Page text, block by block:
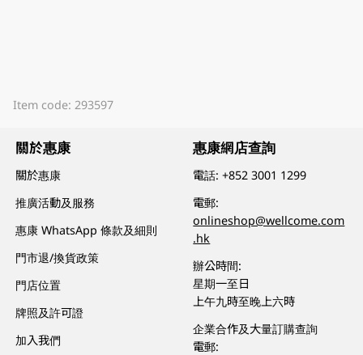
Item code: 293597
關於惠康
關於惠康
推廣活動及服務
惠康 WhatsApp 條款及細則
門市退/換貨政策
門店位置
牌照及許可證
加入我們
惠康網店查詢
電話:+852 3001 1299
電郵:
onlineshop@wellcome.com
.hk
辦公時間:
星期一至日
上午九時至晚上六時
企業合作及大量訂購查詢
電郵: